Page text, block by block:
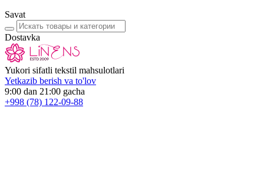
Savat
Dostavka
Yukori sifatli tekstil mahsulotlari
Yetkazib berish va to'lov
9:00 dan 21:00 gacha
+998 (78) 122-09-88